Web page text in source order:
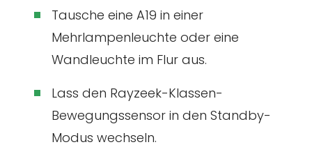
Tausche eine A19 in einer
Mehrlampenleuchte oder eine
Wandleuchte im Flur aus.
Lass den Rayzeek-Klassen-
Bewegungssensor in den Standby-
Modus wechseln.